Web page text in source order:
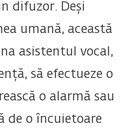
difuzor. Deși
umană, această
asistentul vocal,
să efectueze o
o alarmă sau
de o încuietoare